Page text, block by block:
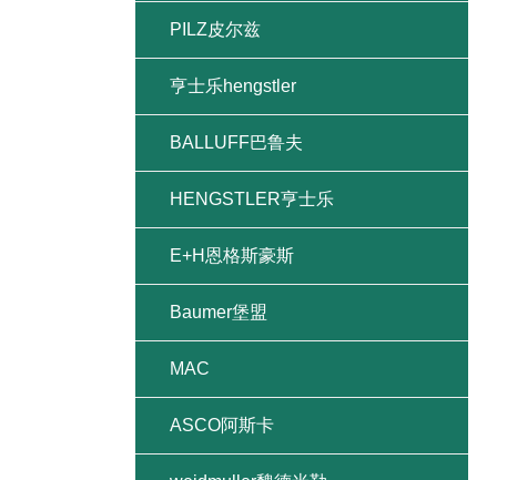
PILZ皮尔兹
亨士乐hengstler
BALLUFF巴鲁夫
HENGSTLER亨士乐
E+H恩格斯豪斯
Baumer堡盟
MAC
ASCO阿斯卡